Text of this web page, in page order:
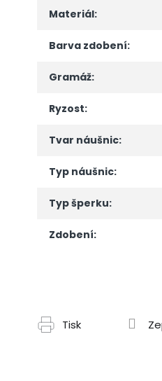
Materiál:
Barva zdobení:
Gramáž:
Ryzost:
Tvar náušnic:
Typ náušnic:
Typ šperku:
Zdobení:
Tisk